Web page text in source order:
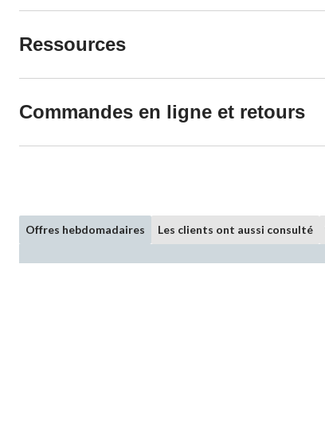
Ressources
Commandes en ligne et retours
Offres hebdomadaires Les clients ont aussi consulté